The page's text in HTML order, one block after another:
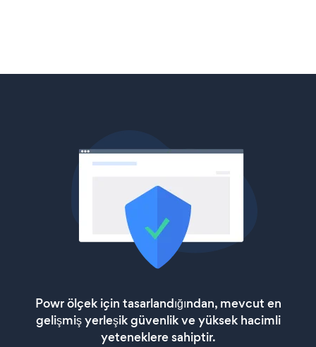
Powr ölçek için tasarlandığından, mevcut en
gelişmiş yerleşik güvenlik ve yüksek hacimli
yeteneklere sahiptir.